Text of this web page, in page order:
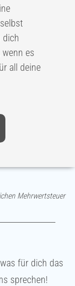
dich
es
all deine
Mehrwertsteuer
für dich das
sprechen!